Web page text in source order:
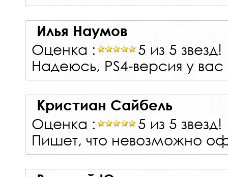
Илья Наумов
Оценка :
5 из 5 звезд!
Надеюсь, PS4-версия у вас
Кристиан Сайбель
Оценка :
5 из 5 звезд!
Пишет, что невозможно